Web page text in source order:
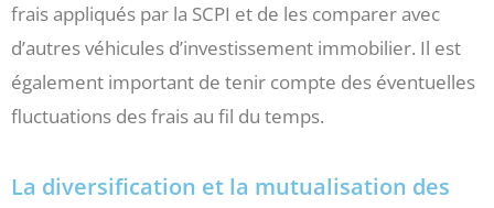
frais appliqués par la SCPI et de les comparer avec
d’autres véhicules d’investissement immobilier. Il est
également important de tenir compte des éventuelles
fluctuations des frais au fil du temps.
La diversification et la mutualisation des